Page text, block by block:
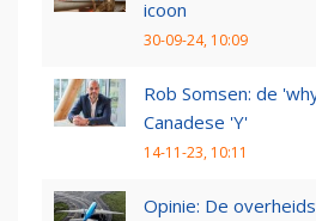
icoon
30-09-24, 10:09
Rob Somsen: de
Canadese 'Y'
14-11-23, 10:11
Opinie: De